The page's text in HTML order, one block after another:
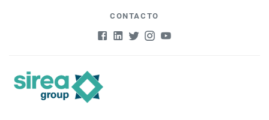
CONTACTO